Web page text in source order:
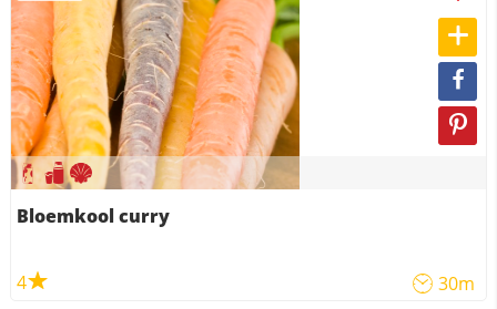
Bloemkool curry
4 30m